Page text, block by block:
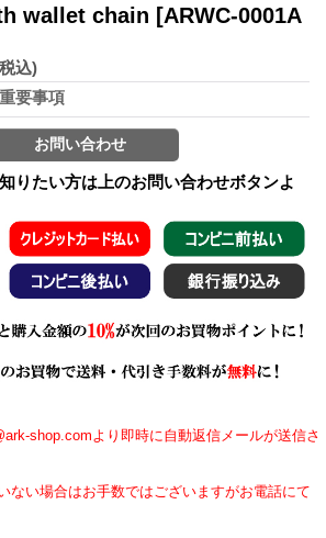
wallet chain [ARWC-0001A
込)
要事項
りたい方は上のお問い合わせボタンよ
shop.comより即時に自動返信メールが送信さ
ない場合はお手数ではございますがお電話にて